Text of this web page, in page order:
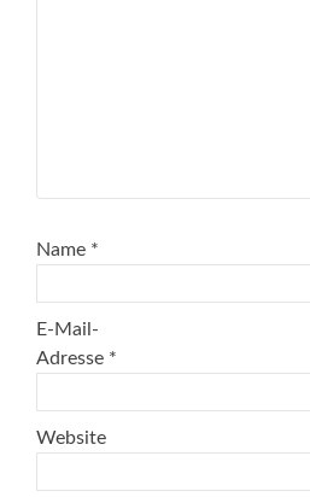
Name *
E-Mail-
Adresse *
Website